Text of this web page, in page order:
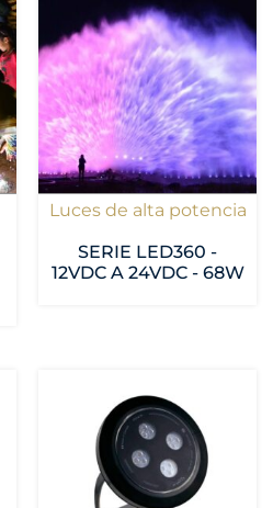
Luces de alta potencia
SERIE LED360 -
12VDC A 24VDC - 68W